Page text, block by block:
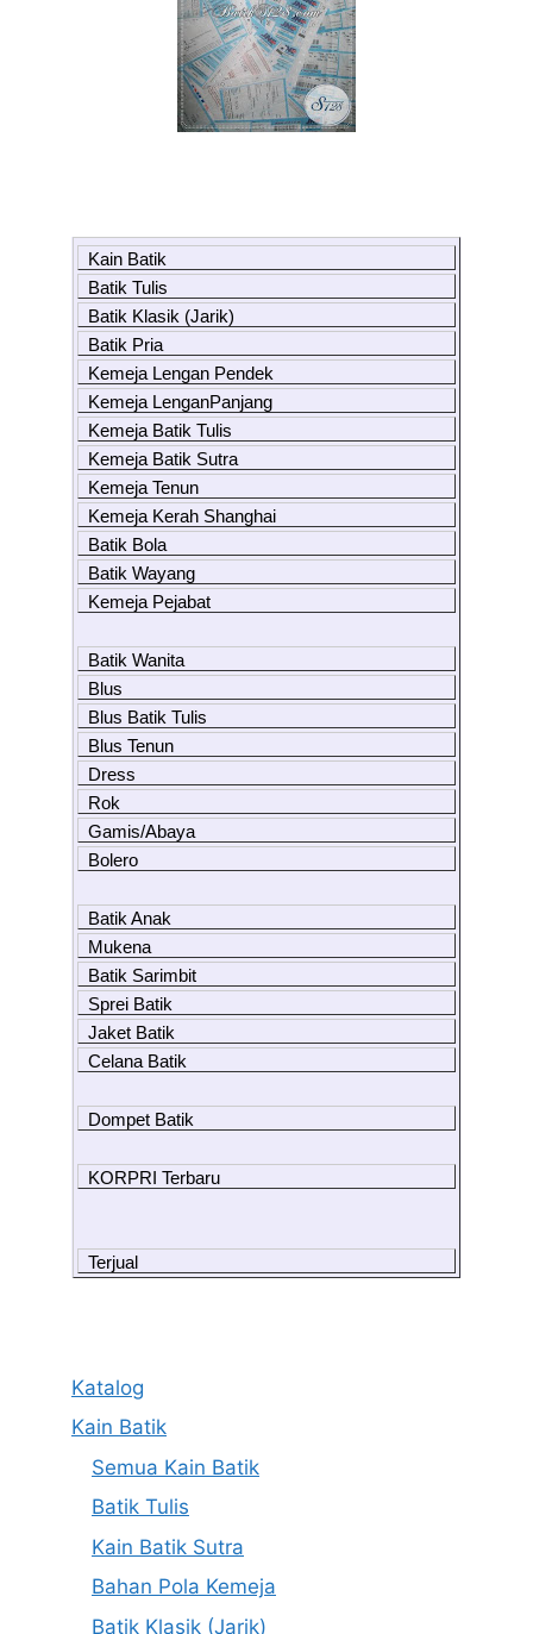
Kain Batik
Batik Tulis
Batik Klasik (Jarik)
Batik Pria
Kemeja Lengan Pendek
Kemeja LenganPanjang
Kemeja Batik Tulis
Kemeja Batik Sutra
Kemeja Tenun
Kemeja Kerah Shanghai
Batik Bola
Batik Wayang
Kemeja Pejabat
Batik Wanita
Blus
Blus Batik Tulis
Blus Tenun
Dress
Rok
Gamis/Abaya
Bolero
Batik Anak
Mukena
Batik Sarimbit
Sprei Batik
Jaket Batik
Celana Batik
Dompet Batik
KORPRI Terbaru
Terjual
Katalog
Kain Batik
Semua Kain Batik
Batik Tulis
Kain Batik Sutra
Bahan Pola Kemeja
Batik Klasik (Jarik)